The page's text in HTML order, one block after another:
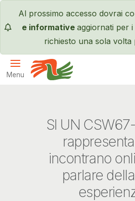
Al prossimo accesso dovrai
e informative aggiornati per
richiesto una sola volta
Menu
SI UN
incontrano
parlare